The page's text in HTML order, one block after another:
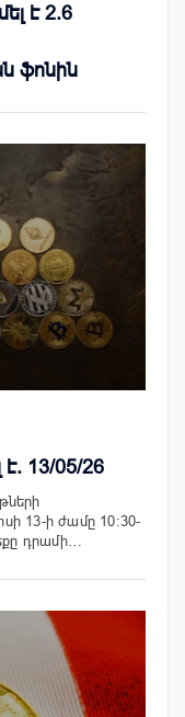
է 2.6
ֆոնին
13/05/26
13-ի ժամը 10:30-
դրամի…